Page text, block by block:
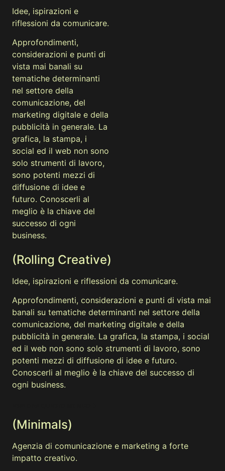
Idee, ispirazioni e
riflessioni da comunicare.
Approfondimenti,
considerazioni e punti di
vista mai banali su
tematiche determinanti
nel settore della
comunicazione, del
marketing digitale e della
pubblicità in generale. La
grafica, la stampa, i
social ed il web non sono
solo strumenti di lavoro,
sono potenti mezzi di
diffusione di idee e
futuro. Conoscerli al
meglio è la chiave del
successo di ogni
business.
(Rolling Creative)
Idee, ispirazioni e riflessioni da comunicare.
Approfondimenti, considerazioni e punti di vista mai
banali su tematiche determinanti nel settore della
comunicazione, del marketing digitale e della
pubblicità in generale. La grafica, la stampa, i social
ed il web non sono solo strumenti di lavoro, sono
potenti mezzi di diffusione di idee e futuro.
Conoscerli al meglio è la chiave del successo di
ogni business.
(Minimals)
Agenzia di comunicazione e marketing a forte
impatto creativo.